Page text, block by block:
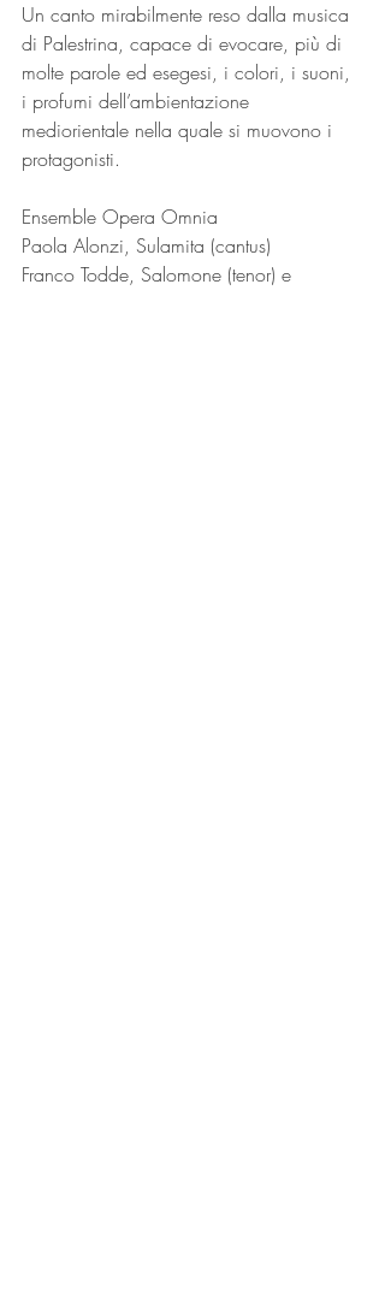
Un canto mirabilmente reso dalla musica
di Palestrina, capace di evocare, più di
molte parole ed esegesi, i colori, i suoni,
i profumi dell’ambientazione
mediorientale nella quale si muovono i
protagonisti.
Ensemble Opera Omnia
Paola Alonzi, Sulamita (cantus)
Franco Todde, Salomone (tenor) e